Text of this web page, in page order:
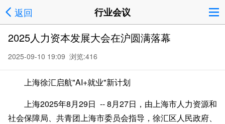
返回 行业会议
2025人力资本发展大会在沪圆满落幕
2025-09-10 19:09 浏览:416
上海徐汇启航"AI+就业"新计划
上海2025年8月29日 -- 8月27日，由上海市人力资源和
社会保障局、共青团上海市委员会指导，徐汇区人民政府、